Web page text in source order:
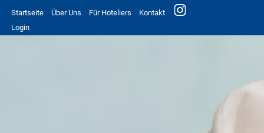
Startseite Über Uns Für Hoteliers
Kontakt
Login